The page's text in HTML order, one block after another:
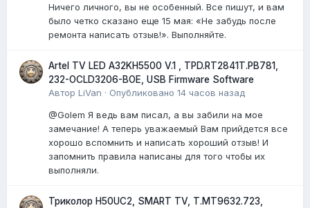
Ничего личного, вы не особенный. Все пишут, и вам
было четко сказано еще 15 мая: «Не забудь после
ремонта написать отзыв!». Выполняйте.
Artel TV LED A32KH5500 V.1 , TPD.RT2841T.PB781,
232-OCLD3206-BOE, USB Firmware Software
Автор LiVan · Опубликовано 14 часов назад
@Golem Я ведь вам писал, а вы забили на мое
замечание! А теперь уважаемый Вам прийдется все
хорошо вспомнить и написать хороший отзыв! И
запомнить правила написаны для того чтобы их
выполняли.
Триколор H50UC2, SMART TV, T.MT9632.723,